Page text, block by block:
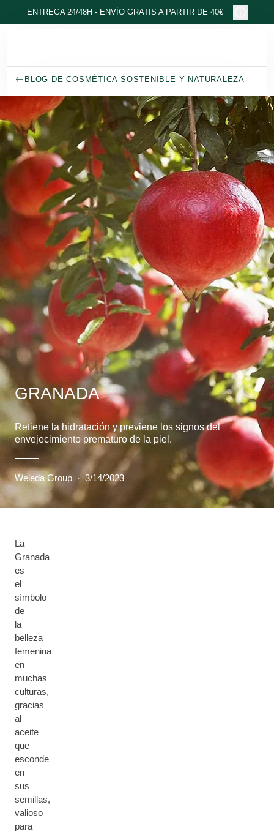
Ir al contenido principal
ENTREGA 24/48H - ENVÍO GRATIS A PARTIR DE 40€
BLOG DE COSMÉTICA SOSTENIBLE Y NATURALEZA
GRANADA
Retiene la hidratación y previene los signos del
envejecimiento prematuro de la piel.
Weleda Group · 3/14/2023
La
Granada
es
el
símbolo
de
la
belleza
femenina
en
muchas
culturas,
gracias
al
aceite
que
esconde
en
sus
semillas,
valioso
para